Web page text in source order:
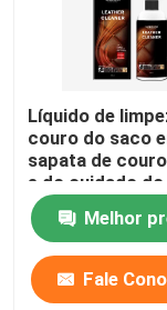
Líquido de
couro do saco
sapata de
e do cuidado
de limpeza de
Melhor
Fale